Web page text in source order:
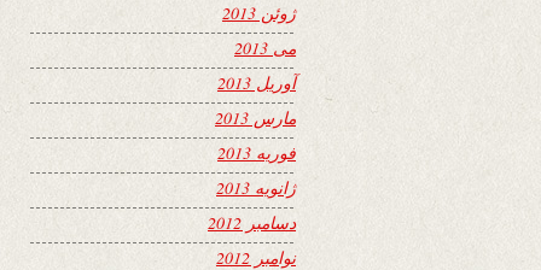
ژوئن 2013
می 2013
آوریل 2013
مارس 2013
فوریه 2013
ژانویه 2013
دسامبر 2012
نوامبر 2012